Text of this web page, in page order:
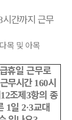
시간까지 근무
목 및 아목
휴일 근무로
무시간 160시
12조제 3항의 종
1일 2‧3교대